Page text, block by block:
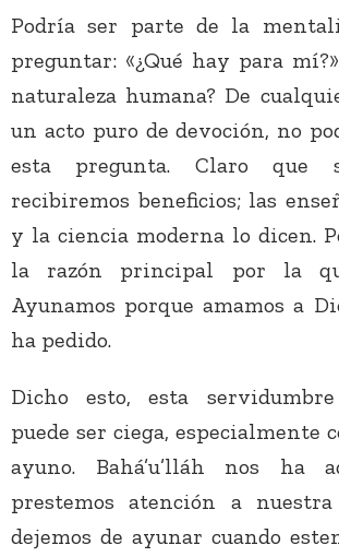
Podría ser parte de la
preguntar: «¿Qué hay para
naturaleza humana? De
un acto puro de devoción, no
esta pregunta. Claro que
recibiremos beneficios; las
y la ciencia moderna lo dicen.
la razón principal por la
Ayunamos porque amamos a
ha pedido.
Dicho esto, esta
puede ser ciega, especialmente
ayuno. Bahá’u’lláh nos ha
prestemos atención a
dejemos de ayunar cuando